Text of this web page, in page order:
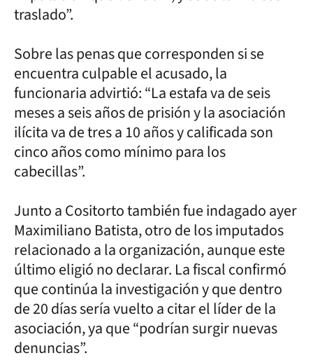
traslado”.
Sobre las penas que corresponden si se
encuentra culpable el acusado, la
funcionaria advirtió: “La estafa va de seis
meses a seis años de prisión y la asociación
ilícita va de tres a 10 años y calificada son
cinco años como mínimo para los
cabecillas”.
Junto a Cositorto también fue indagado ayer
Maximiliano Batista, otro de los imputados
relacionado a la organización, aunque este
último eligió no declarar. La fiscal confirmó
que continúa la investigación y que dentro
de 20 días sería vuelto a citar el líder de la
asociación, ya que “podrían surgir nuevas
denuncias”.